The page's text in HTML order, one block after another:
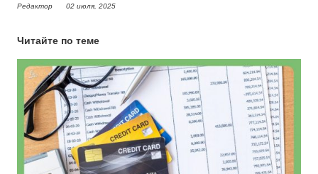
Редактор 02 июля, 2025
Читайте по теме